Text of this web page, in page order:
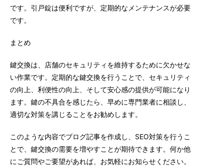
です。引戸錠は便利ですが、定期的なメンテナンスが必要
です。
まとめ
鍵交換は、店舗のセキュリティを維持するために欠かせな
い作業です。定期的な鍵交換を行うことで、セキュリティ
の向上、利便性の向上、そして安心感の提供が可能になり
ます。鍵の不具合を感じたら、早めに専門業者に相談し、
適切な対策を講じることをお勧めします。
このような内容でブログ記事を作成し、SEO対策を行うこ
とで、鍵交換の需要を増やすことが期待できます。何か他
にご質問やご要望があれば、お気軽にお知らせください。